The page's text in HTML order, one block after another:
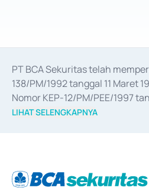
PT BCA Sekuritas telah
138/PM/1992 tanggal 11 Maret
Nomor KEP-12/PM/PEE/1997
merger, akuisisi, divestasi, dan
LIHAT SELENGKAPNYA